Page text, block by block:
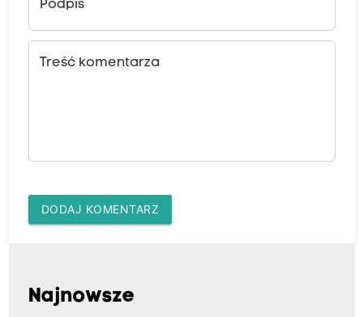
Podpis
Treść komentarza
DODAJ KOMENTARZ
Najnowsze